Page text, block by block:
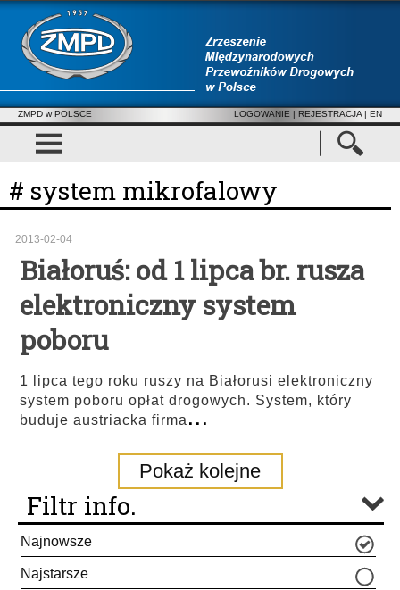
ZMPD w POLSCE LOGOWANIE | REJESTRACJA | EN
# system mikrofalowy
2013-02-04
Białoruś: od 1 lipca br. rusza
elektroniczny system
poboru
1 lipca tego roku ruszy na Białorusi elektroniczny
system poboru opłat drogowych. System, który
buduje austriacka firma...
Pokaż kolejne
Filtr info.
Najnowsze
Najstarsze